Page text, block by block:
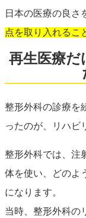
日本の医療の良さ
点を取り入れるこ
再生医療
整形外科の診療を
ったのが、リハビ
整形外科では、注
体を使い、どのよ
になります。
当時、整形外科の